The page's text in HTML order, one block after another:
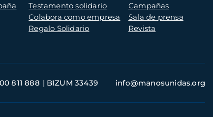
Testamento solidario
Colabora como empresa
Regalo Solidario
Campañas
Sala de prensa
Revista
811 888 BIZUM 33439 info@manosunidas.org